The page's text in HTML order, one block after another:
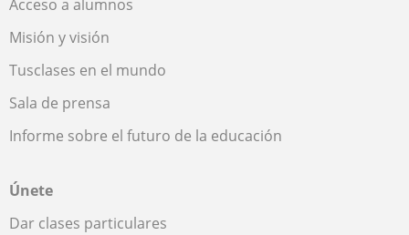
Acceso a alumnos
Misión y visión
Tusclases en el mundo
Sala de prensa
Informe sobre el futuro de la educación
Únete
Dar clases particulares